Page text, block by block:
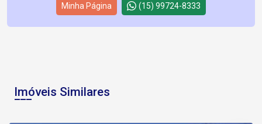
Minha Página (15) 99724-8333
Imóveis Similares